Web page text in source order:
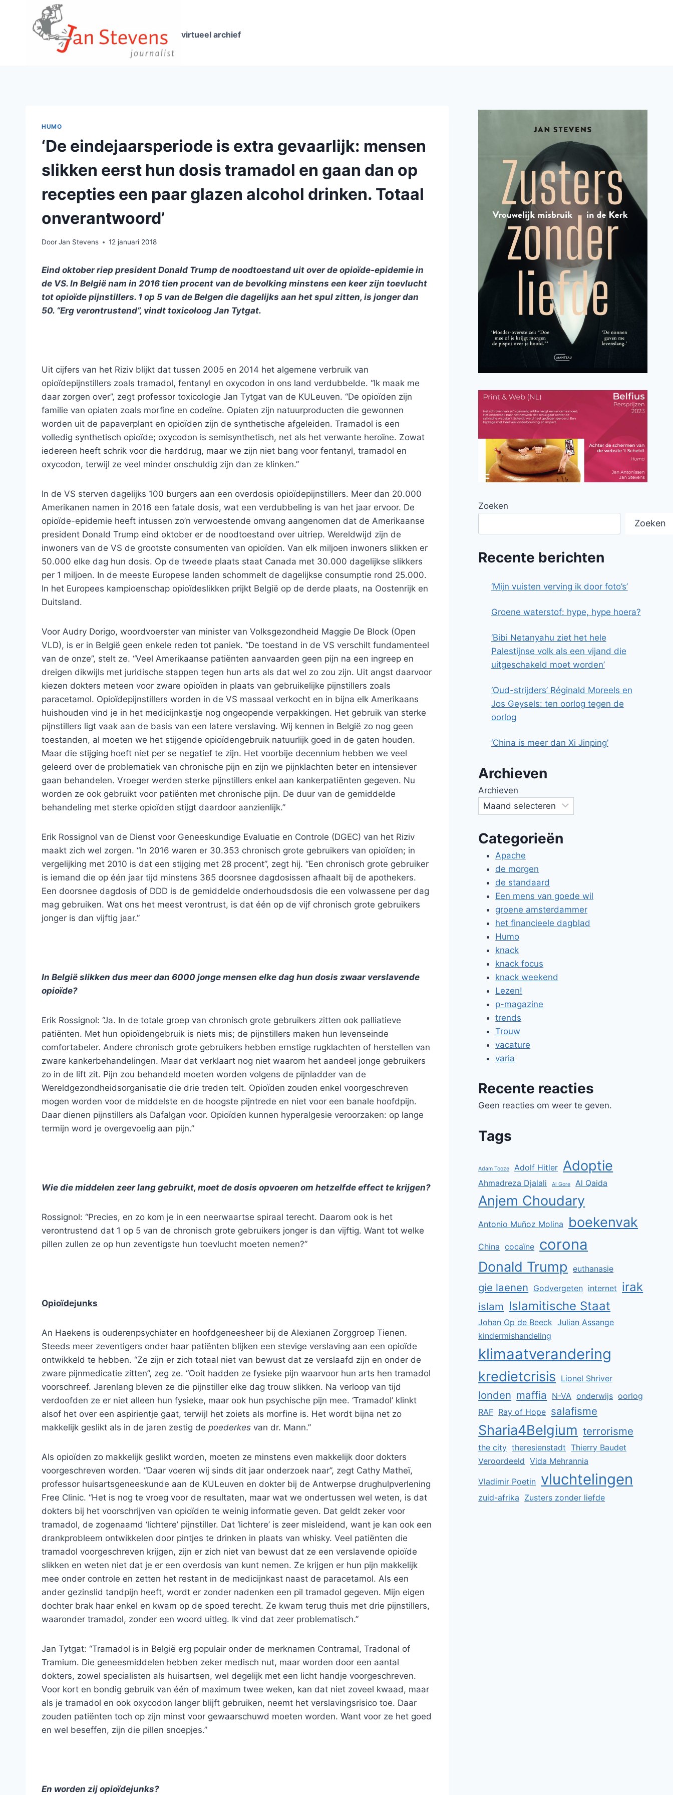
virtueel archief
HUMO
‘De eindejaarsperiode is extra gevaarlijk: mensen
slikken eerst hun dosis tramadol en gaan dan op
recepties een paar glazen alcohol drinken. Totaal
onverantwoord’
DoorJan Stevens 12 januari 2018
Eind oktober riep president Donald Trump de noodtoestand uit over de opioïde-epidemie in
de VS. In België nam in 2016 tien procent van de bevolking minstens een keer zijn toevlucht
tot opioïde pijnstillers. 1 op 5 van de Belgen die dagelijks aan het spul zitten, is jonger dan
50. “Erg verontrustend”, vindt toxicoloog Jan Tytgat.
Uit cijfers van het Riziv blijkt dat tussen 2005 en 2014 het algemene verbruik van
opioïdepijnstillers zoals tramadol, fentanyl en oxycodon in ons land verdubbelde. “Ik maak me
daar zorgen over”, zegt professor toxicologie Jan Tytgat van de KULeuven. “De opioïden zijn
familie van opiaten zoals morfine en codeïne. Opiaten zijn natuurproducten die gewonnen
worden uit de papaverplant en opioïden zijn de synthetische afgeleiden. Tramadol is een
volledig synthetisch opioïde; oxycodon is semisynthetisch, net als het verwante heroïne. Zowat
iedereen heeft schrik voor die harddrug, maar we zijn niet bang voor fentanyl, tramadol en
oxycodon, terwijl ze veel minder onschuldig zijn dan ze klinken.”
In de VS sterven dagelijks 100 burgers aan een overdosis opioïdepijnstillers. Meer dan 20.000
Amerikanen namen in 2016 een fatale dosis, wat een verdubbeling is van het jaar ervoor. De
opioïde-epidemie heeft intussen zo’n verwoestende omvang aangenomen dat de Amerikaanse
president Donald Trump eind oktober er de noodtoestand over uitriep. Wereldwijd zijn de
inwoners van de VS de grootste consumenten van opioïden. Van elk miljoen inwoners slikken er
50.000 elke dag hun dosis. Op de tweede plaats staat Canada met 30.000 dagelijkse slikkers
per 1 miljoen. In de meeste Europese landen schommelt de dagelijkse consumptie rond 25.000.
In het Europees kampioenschap opioïdeslikken prijkt België op de derde plaats, na Oostenrijk en
Duitsland.
Voor Audry Dorigo, woordvoerster van minister van Volksgezondheid Maggie De Block (Open
VLD), is er in België geen enkele reden tot paniek. “De toestand in de VS verschilt fundamenteel
van de onze”, stelt ze. “Veel Amerikaanse patiënten aanvaarden geen pijn na een ingreep en
dreigen dikwijls met juridische stappen tegen hun arts als dat wel zo zou zijn. Uit angst daarvoor
kiezen dokters meteen voor zware opioïden in plaats van gebruikelijke pijnstillers zoals
paracetamol. Opioïdepijnstillers worden in de VS massaal verkocht en in bijna elk Amerikaans
huishouden vind je in het medicijnkastje nog ongeopende verpakkingen. Het gebruik van sterke
pijnstillers ligt vaak aan de basis van een latere verslaving. Wij kennen in België zo nog geen
toestanden, al moeten we het stijgende opioïdengebruik natuurlijk goed in de gaten houden.
Maar die stijging hoeft niet per se negatief te zijn. Het voorbije decennium hebben we veel
geleerd over de problematiek van chronische pijn en zijn we pijnklachten beter en intensiever
gaan behandelen. Vroeger werden sterke pijnstillers enkel aan kankerpatiënten gegeven. Nu
worden ze ook gebruikt voor patiënten met chronische pijn. De duur van de gemiddelde
behandeling met sterke opioïden stijgt daardoor aanzienlijk.”
Erik Rossignol van de Dienst voor Geneeskundige Evaluatie en Controle (DGEC) van het Riziv
maakt zich wel zorgen. “In 2016 waren er 30.353 chronisch grote gebruikers van opioïden; in
vergelijking met 2010 is dat een stijging met 28 procent”, zegt hij. “Een chronisch grote gebruiker
is iemand die op één jaar tijd minstens 365 doorsnee dagdosissen afhaalt bij de apothekers.
Een doorsnee dagdosis of DDD is de gemiddelde onderhoudsdosis die een volwassene per dag
mag gebruiken. Wat ons het meest verontrust, is dat één op de vijf chronisch grote gebruikers
jonger is dan vijftig jaar.”
In België slikken dus meer dan 6000 jonge mensen elke dag hun dosis zwaar verslavende
opioïde?
Erik Rossignol: “Ja. In de totale groep van chronisch grote gebruikers zitten ook palliatieve
patiënten. Met hun opioïdengebruik is niets mis; de pijnstillers maken hun levenseinde
comfortabeler. Andere chronisch grote gebruikers hebben ernstige rugklachten of herstellen van
zware kankerbehandelingen. Maar dat verklaart nog niet waarom het aandeel jonge gebruikers
zo in de lift zit. Pijn zou behandeld moeten worden volgens de pijnladder van de
Wereldgezondheidsorganisatie die drie treden telt. Opioïden zouden enkel voorgeschreven
mogen worden voor de middelste en de hoogste pijntrede en niet voor een banale hoofdpijn.
Daar dienen pijnstillers als Dafalgan voor. Opioïden kunnen hyperalgesie veroorzaken: op lange
termijn word je overgevoelig aan pijn.”
Wie die middelen zeer lang gebruikt, moet de dosis opvoeren om hetzelfde effect te krijgen?
Rossignol: “Precies, en zo kom je in een neerwaartse spiraal terecht. Daarom ook is het
verontrustend dat 1 op 5 van de chronisch grote gebruikers jonger is dan vijftig. Want tot welke
pillen zullen ze op hun zeventigste hun toevlucht moeten nemen?”
Opioïdejunks
An Haekens is ouderenpsychiater en hoofdgeneesheer bij de Alexianen Zorggroep Tienen.
Steeds meer zeventigers onder haar patiënten blijken een stevige verslaving aan een opioïde
ontwikkeld te hebben. “Ze zijn er zich totaal niet van bewust dat ze verslaafd zijn en onder de
zware pijnmedicatie zitten”, zeg ze. “Ooit hadden ze fysieke pijn waarvoor hun arts hen tramadol
voorschreef. Jarenlang bleven ze die pijnstiller elke dag trouw slikken. Na verloop van tijd
verdoofden ze er niet alleen hun fysieke, maar ook hun psychische pijn mee. ‘Tramadol’ klinkt
alsof het over een aspirientje gaat, terwijl het zoiets als morfine is. Het wordt bijna net zo
makkelijk geslikt als in de jaren zestig de poederkes van dr. Mann.”
Als opioïden zo makkelijk geslikt worden, moeten ze minstens even makkelijk door dokters
voorgeschreven worden. “Daar voeren wij sinds dit jaar onderzoek naar”, zegt Cathy Matheï,
professor huisartsgeneeskunde aan de KULeuven en dokter bij de Antwerpse drughulpverlening
Free Clinic. “Het is nog te vroeg voor de resultaten, maar wat we ondertussen wel weten, is dat
dokters bij het voorschrijven van opioïden te weinig informatie geven. Dat geldt zeker voor
tramadol, de zogenaamd ‘lichtere’ pijnstiller. Dat ‘lichtere’ is zeer misleidend, want je kan ook een
drankprobleem ontwikkelen door pintjes te drinken in plaats van whisky. Veel patiënten die
tramadol voorgeschreven krijgen, zijn er zich niet van bewust dat ze een verslavende opioïde
slikken en weten niet dat je er een overdosis van kunt nemen. Ze krijgen er hun pijn makkelijk
mee onder controle en zetten het restant in de medicijnkast naast de paracetamol. Als een
ander gezinslid tandpijn heeft, wordt er zonder nadenken een pil tramadol gegeven. Mijn eigen
dochter brak haar enkel en kwam op de spoed terecht. Ze kwam terug thuis met drie pijnstillers,
waaronder tramadol, zonder een woord uitleg. Ik vind dat zeer problematisch.”
Jan Tytgat: “Tramadol is in België erg populair onder de merknamen Contramal, Tradonal of
Tramium. Die geneesmiddelen hebben zeker medisch nut, maar worden door een aantal
dokters, zowel specialisten als huisartsen, wel degelijk met een licht handje voorgeschreven.
Voor kort en bondig gebruik van één of maximum twee weken, kan dat niet zoveel kwaad, maar
als je tramadol en ook oxycodon langer blijft gebruiken, neemt het verslavingsrisico toe. Daar
zouden patiënten toch op zijn minst voor gewaarschuwd moeten worden. Want voor ze het goed
en wel beseffen, zijn die pillen snoepjes.”
En worden zij opioïdejunks?
Zoeken
Zoeken
Recente berichten
‘Mijn vuisten verving ik door foto’s’
Groene waterstof: hype, hype hoera?
‘Bibi Netanyahu ziet het hele
Palestijnse volk als een vijand die
uitgeschakeld moet worden’
‘Oud-strijders’ Réginald Moreels en
Jos Geysels: ten oorlog tegen de
oorlog
‘China is meer dan Xi Jinping’
Archieven
Archieven
Categorieën
Apache
de morgen
de standaard
Een mens van goede wil
groene amsterdammer
het financieele dagblad
Humo
knack
knack focus
knack weekend
Lezen!
p-magazine
trends
Trouw
vacature
varia
Recente reacties
Geen reacties om weer te geven.
Tags
Adam Tooze Adolf Hitler Adoptie
Ahmadreza Djalali Al Gore Al Qaida
Anjem Choudary
Antonio Muñoz Molina boekenvak
China cocaïne corona
Donald Trump euthanasie
gie laenen Godvergeten internet irak
islam Islamitische Staat
Johan Op de Beeck Julian Assange
kindermishandeling
klimaatverandering
kredietcrisis Lionel Shriver
londen maffia N-VA onderwijs oorlog
RAF Ray of Hope salafisme
Sharia4Belgium terrorisme
the city theresienstadt Thierry Baudet
Veroordeeld Vida Mehrannia
Vladimir Poetin vluchtelingen
zuid-afrika Zusters zonder liefde